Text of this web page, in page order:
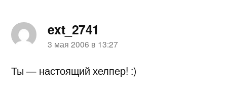
ext_2741
пишет:
3 мая 2006 в 13:27
Ты — настоящий хелпер! :)